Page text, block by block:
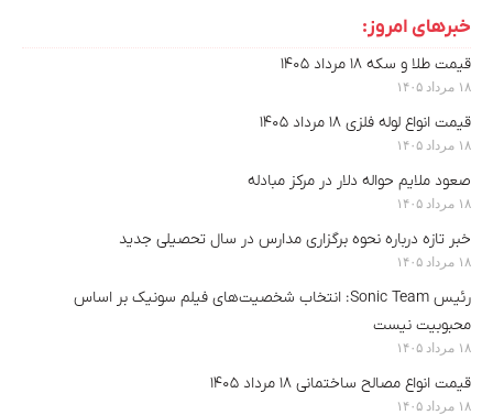
خبرهای امروز:
قیمت طلا و سکه ۱۸ مرداد ۱۴۰۵
۱۸ مرداد ۱۴۰۵
قیمت انواع لوله فلزی ۱۸ مرداد ۱۴۰۵
۱۸ مرداد ۱۴۰۵
صعود ملایم حواله دلار در مرکز مبادله
۱۸ مرداد ۱۴۰۵
خبر تازه درباره نحوه برگزاری مدارس در سال تحصیلی جدید
۱۸ مرداد ۱۴۰۵
رئیس Sonic Team: انتخاب شخصیت‌های فیلم سونیک بر اساس
محبوبیت نیست
۱۸ مرداد ۱۴۰۵
قیمت انواع مصالح ساختمانی ۱۸ مرداد ۱۴۰۵
۱۸ مرداد ۱۴۰۵